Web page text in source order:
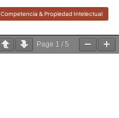
Competencia & Propiedad Intelectual
Page 1 / 5